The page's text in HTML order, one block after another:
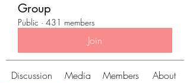
Group
Public · 431 members
Join
Discussion Media Members About